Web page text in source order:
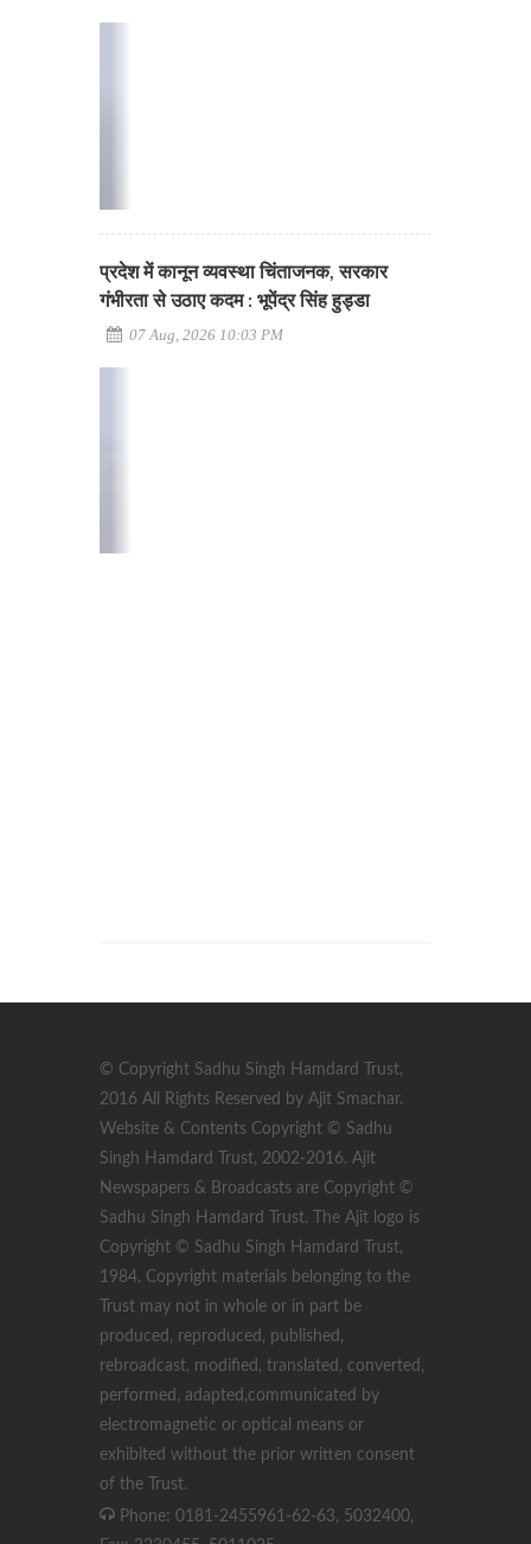
प्रदेश में कानून व्यवस्था चिंताजनक, सरकार
गंभीरता से उठाए कदम : भूपेंद्र सिंह हुड्डा
07 Aug, 2026 10:03 PM
© Copyright Sadhu Singh Hamdard Trust,
2016 All Rights Reserved by Ajit Smachar.
Website & Contents Copyright © Sadhu
Singh Hamdard Trust, 2002-2016. Ajit
Newspapers & Broadcasts are Copyright ©
Sadhu Singh Hamdard Trust. The Ajit logo is
Copyright © Sadhu Singh Hamdard Trust,
1984. Copyright materials belonging to the
Trust may not in whole or in part be
produced, reproduced, published,
rebroadcast, modified, translated, converted,
performed, adapted,communicated by
electromagnetic or optical means or
exhibited without the prior written consent
of the Trust.
Phone: 0181-2455961-62-63, 5032400,